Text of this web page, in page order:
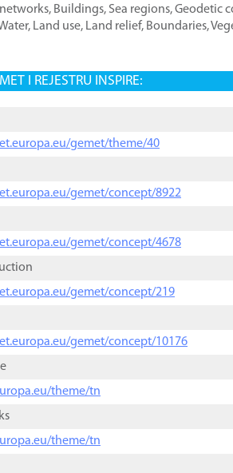
, Buildings, Sea regions,Geodetic
, Land use, Land relief, Boundaries,
I REJESTRU INSPIRE:
gemet/theme/40
gemet/concept/8922
gemet/concept/4678
gemet/concept/219
gemet/concept/10176
theme/tn
theme/tn